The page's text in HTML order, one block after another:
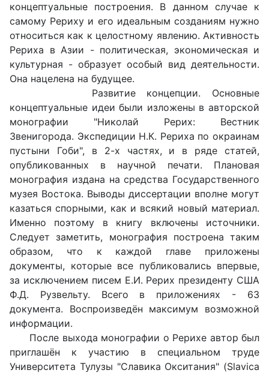
концептуальные построения. В данном случае к
самому Рериху и его идеальным созданиям нужно
относиться как к целостному явлению. Активность
Рериха в Азии - политическая, экономическая и
культурная - образует особый вид деятельности.
Она нацелена на будущее.
Развитие концепции. Основные
концептуальные идеи были изложены в авторской
монографии "Николай Рерих: Вестник
Звенигорода. Экспедиции Н.К. Рериха по окраинам
пустыни Гоби", в 2-х частях, и в ряде статей,
опубликованных в научной печати. Плановая
монография издана на средства Государственного
музея Востока. Выводы диссертации вполне могут
казаться спорными, как и всякий новый материал.
Именно поэтому в книгу включены источники.
Следует заметить, монография построена таким
образом, что к каждой главе приложены
документы, которые все публиковались впервые,
за исключением писем Е.И. Рерих президенту США
Ф.Д. Рузвельту. Всего в приложениях - 63
документа. Воспроизведён максимум возможной
информации.
После выхода монографии о Рерихе автор был
приглашён к участию в специальном труде
Университета Тулузы "Славика Окситания" (Slavica